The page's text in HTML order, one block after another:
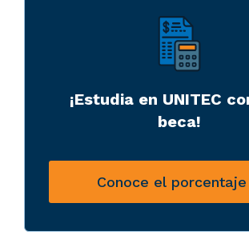
¡Estudia en UNITEC
beca!
Conoce el porcentaje